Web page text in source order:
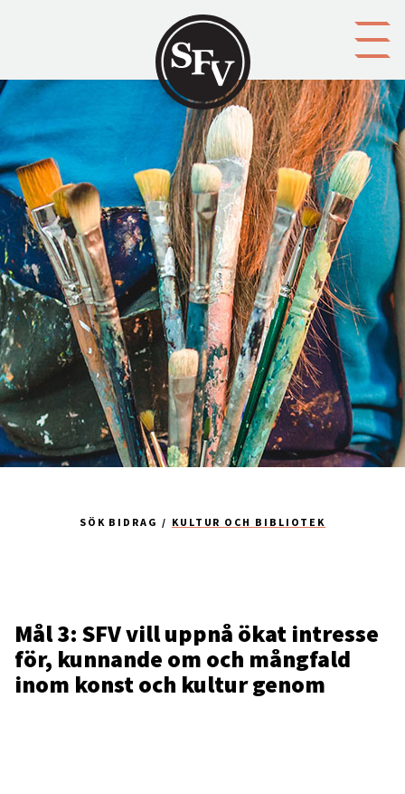
SÖK BIDRAG KULTUR OCH BIBLIOTEK
Mål 3: SFV vill uppnå ökat intresse
för, kunnande om och mångfald
inom konst och kultur genom